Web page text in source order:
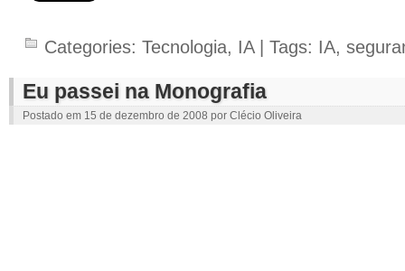
Categories: Tecnologia, IA| Tags: IA,
Eu passei na Monografia
Postado em 15 de dezembro de 2008 por Clécio Oliveira